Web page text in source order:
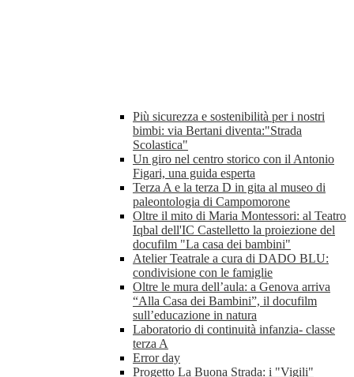
Più sicurezza e sostenibilità per i nostri
bimbi: via Bertani diventa:"Strada
Scolastica"
Un giro nel centro storico con il Antonio
Figari, una guida esperta
Terza A e la terza D in gita al museo di
paleontologia di Campomorone
Oltre il mito di Maria Montessori: al Teatro
Iqbal dell'IC Castelletto la proiezione del
docufilm "La casa dei bambini"
Atelier Teatrale a cura di DADO BLU:
condivisione con le famiglie
Oltre le mura dell’aula: a Genova arriva
“Alla Casa dei Bambini”, il docufilm
sull’educazione in natura
Laboratorio di continuità infanzia- classe
terza A
Error day
Progetto La Buona Strada: i "Vigili"